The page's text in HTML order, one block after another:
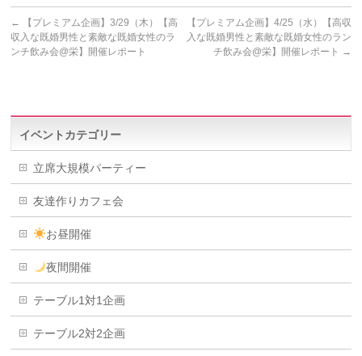
←
【プレミアム企画】3/29（木）【高
収入な既婚男性と素敵な既婚女性のラ
ンチ飲み会@栄】開催レポート
【プレミアム企画】4/25（水）【高収
入な既婚男性と素敵な既婚女性のラン
チ飲み会@栄】開催レポート →
イベントカテゴリー
立席大規模パーティー
友達作りカフェ会
お昼開催
夜間開催
テーブル1対1企画
テーブル2対2企画